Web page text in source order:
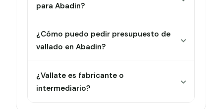
para Abadin?
¿Cómo puedo pedir presupuesto de
vallado en Abadin?
¿Vallate es fabricante o
intermediario?